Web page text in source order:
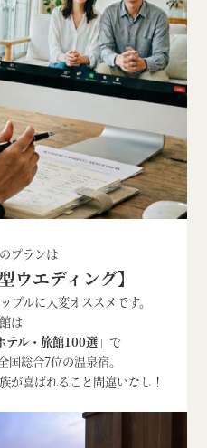
プランは
ウエディング】
プルに大変オススメです。
は
テル・旅館100選」で
国総合7位の温泉宿。
が喜ばれること間違いなし！